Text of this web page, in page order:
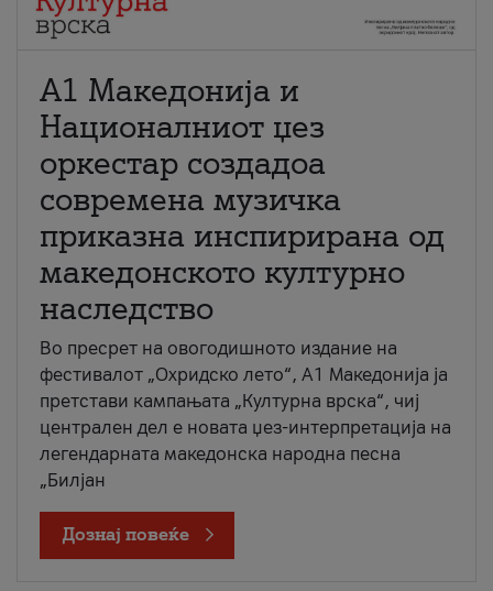
А1 Македонија и
Националниот џез
оркестар создадоа
современа музичка
приказна инспирирана од
македонското културно
наследство
Во пресрет на овогодишното издание на
фестивалот „Охридско лето“, А1 Македонија ја
претстави кампањата „Културна врска“, чиј
централен дел е новата џез-интерпретација на
легендарната македонска народна песна
„Билјан
Дознај повеќе